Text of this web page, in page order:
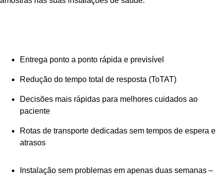
Entrega ponto a ponto rápida e previsível
Redução do tempo total de resposta (ToTAT)
Decisões mais rápidas para melhores cuidados ao
paciente
Rotas de transporte dedicadas sem tempos de espera e
atrasos
Instalação sem problemas em apenas duas semanas –